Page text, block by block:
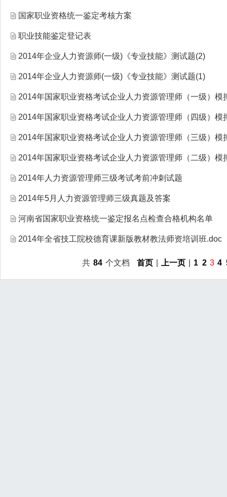
国家职业资格统一鉴定考核方案
职业技能鉴定登记表
2014年企业人力资源师(一级)《专业技能》测试题(2)
2014年企业人力资源师(一级)《专业技能》测试题(1)
2014年国家职业资格考试企业人力资源管理师（一级）模
2014年国家职业资格考试企业人力资源管理师（四级）模
2014年国家职业资格考试企业人力资源管理师（三级）模
2014年国家职业资格考试企业人力资源管理师（二级）模
2014年人力资源管理师三级考试考前冲刺试题
2014年5月人力资源管理师三级真题及答案
河南省国家职业资格统一鉴定报名点检查合格机构名单
2014年全省技工院校德育课新版教材教法师资培训班.doc
共 84 个文档 首页 上一页 1 2 3 4